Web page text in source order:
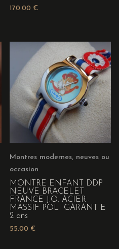
170.00 €
Montres modernes, neuves ou
occasion
MONTRE ENFANT DDP
NEUVE BRACELET
FRANCE J.O. ACIER
MASSIF POLI GARANTIE
2 ans
55.00 €